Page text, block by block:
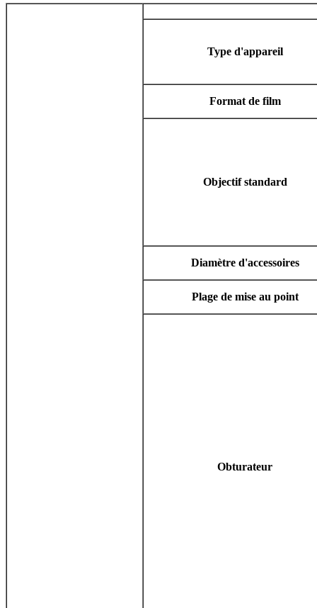
Type d'appareil
Format de film
Objectif standard
Diamètre d'accessoires
Plage de mise au point
Obturateur